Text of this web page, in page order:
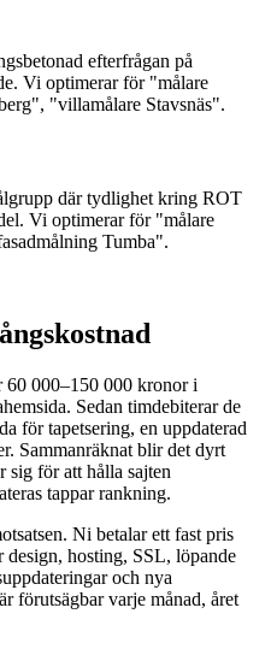
efterfrågan på
Vi optimerar för "målare
"villamålare Stavsnäs".
där tydlighet kring ROT
Vi optimerar för "målare
Tumba".
60 000–150 000 kronor i
Sedan timdebiterar de
för tapetsering, en uppdaterad
Sammanräknat blir det dyrt
sig för att hålla sajten
tappar rankning.
Ni betalar ett fast pris
hosting, SSL, löpande
och nya
förutsägbar varje månad, året